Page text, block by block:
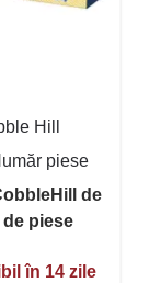
Hill
piese
de
de piese
în 14 zile